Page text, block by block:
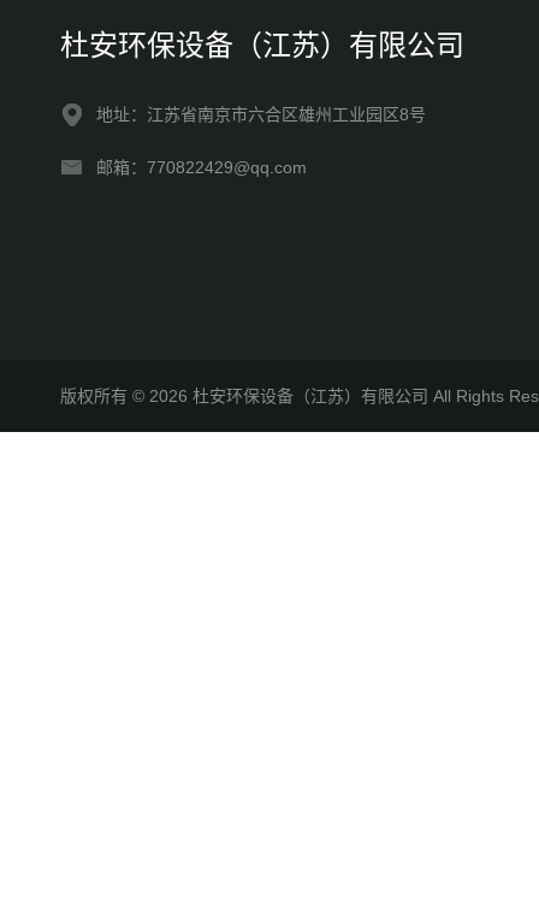
杜安环保设备（江苏）有限公司
地址：江苏省南京市六合区雄州工业园区8号
邮箱：770822429@qq.com
版权所有 © 2026 杜安环保设备（江苏）有限公司 All Rights